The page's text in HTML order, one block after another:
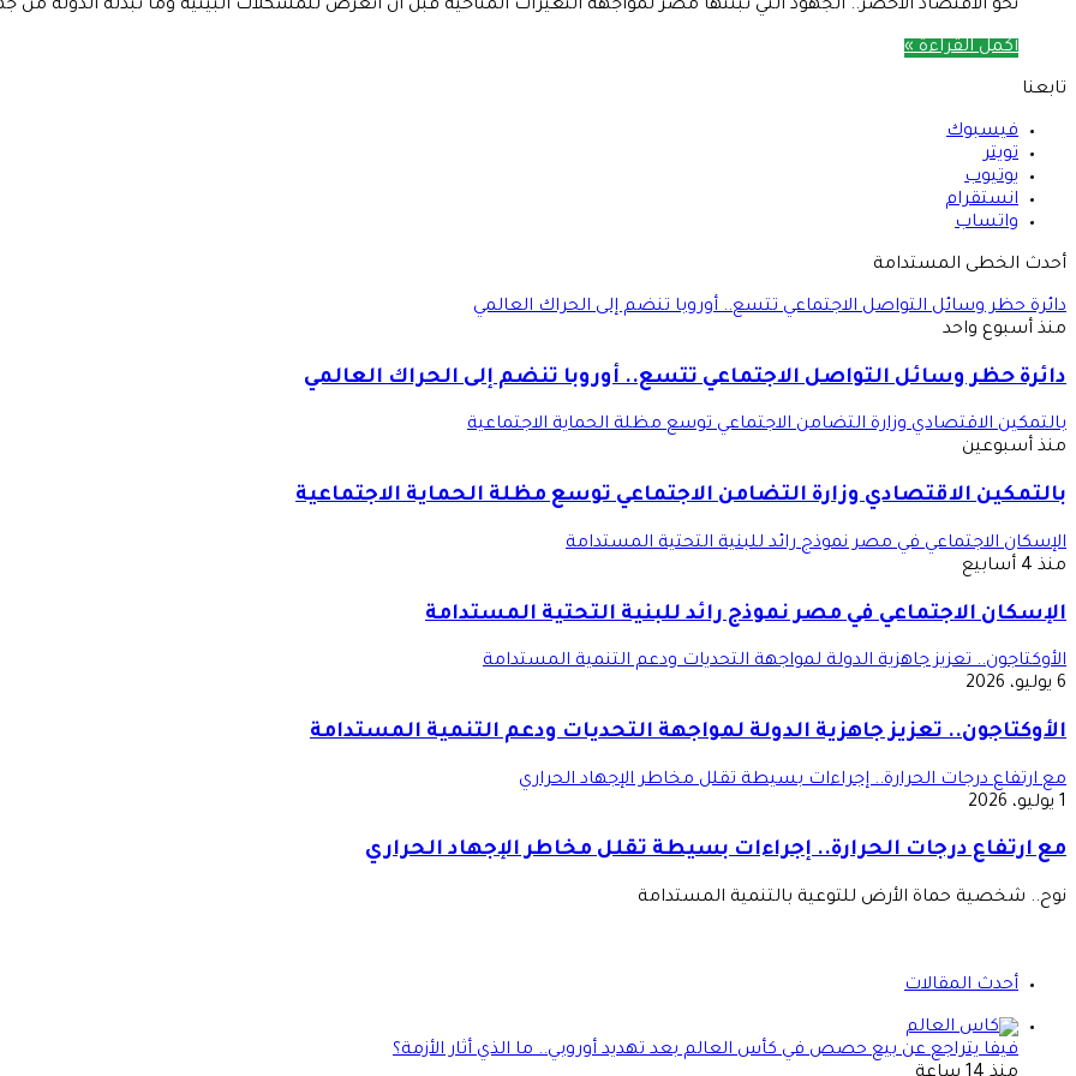
نحو الاقتصاد الأخضر.. الجهود التي تبنتها مصر لمواجهة التغيرات المناخية قبل أن أتعرَّض للمشكلات البيئيَّة وما تبذله الدولة من
أكمل القراءة »
تابعنا
فيسبوك
تويتر
يوتيوب
انستقرام
واتساب
أحدث الخطى المستدامة
دائرة حظر وسائل التواصل الاجتماعي تتسع.. أوروبا تنضم إلى الحراك العالمي
منذ أسبوع واحد
دائرة حظر وسائل التواصل الاجتماعي تتسع.. أوروبا تنضم إلى الحراك العالمي
بالتمكين الاقتصادي وزارة التضامن الاجتماعي توسع مظلة الحماية الاجتماعية
منذ أسبوعين
بالتمكين الاقتصادي وزارة التضامن الاجتماعي توسع مظلة الحماية الاجتماعية
الإسكان الاجتماعي في مصر نموذج رائد للبنية التحتية المستدامة
منذ 4 أسابيع
الإسكان الاجتماعي في مصر نموذج رائد للبنية التحتية المستدامة
الأوكتاجون.. تعزيز جاهزية الدولة لمواجهة التحديات ودعم التنمية المستدامة
6 يوليو، 2026
الأوكتاجون.. تعزيز جاهزية الدولة لمواجهة التحديات ودعم التنمية المستدامة
مع ارتفاع درجات الحرارة.. إجراءات بسيطة تقلل مخاطر الإجهاد الحراري
1 يوليو، 2026
مع ارتفاع درجات الحرارة.. إجراءات بسيطة تقلل مخاطر الإجهاد الحراري
نوح.. شخصية حماة الأرض للتوعية بالتنمية المستدامة
أحدث المقالات
فيفا يتراجع عن بيع حصص في كأس العالم بعد تهديد أوروبي.. ما الذي أثار الأزمة؟